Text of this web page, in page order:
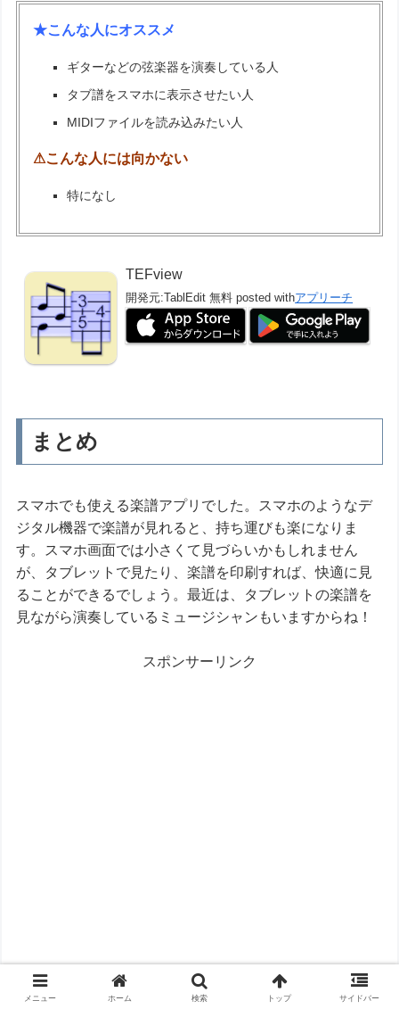
★こんな人にオススメ
ギターなどの弦楽器を演奏している人
タブ譜をスマホに表示させたい人
MIDIファイルを読み込みたい人
⚠こんな人には向かない
特になし
TEFview
開発元:TablEdit 無料 posted withアプリーチ
まとめ
スマホでも使える楽譜アプリでした。スマホのようなデ
ジタル機器で楽譜が見れると、持ち運びも楽になりま
す。スマホ画面では小さくて見づらいかもしれません
が、タブレットで見たり、楽譜を印刷すれば、快適に見
ることができるでしょう。最近は、タブレットの楽譜を
見ながら演奏しているミュージシャンもいますからね！
スポンサーリンク
メニュー ホーム 検索 トップ サイドバー